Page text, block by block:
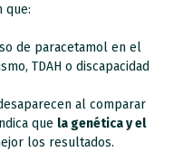
que:
de paracetamol en el
TDAH o discapacidad
al comparar
que la genética y el
los resultados.